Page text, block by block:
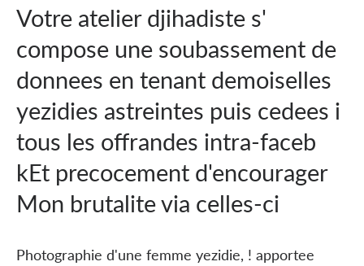
Votre atelier djihadiste s'
compose une soubassement de
donnees en tenant demoiselles
yezidies astreintes puis cedees i
tous les offrandes intra-faceb
kEt precocement d'encourager
Mon brutalite via celles-ci
Photographie d'une femme yezidie, ! apportee